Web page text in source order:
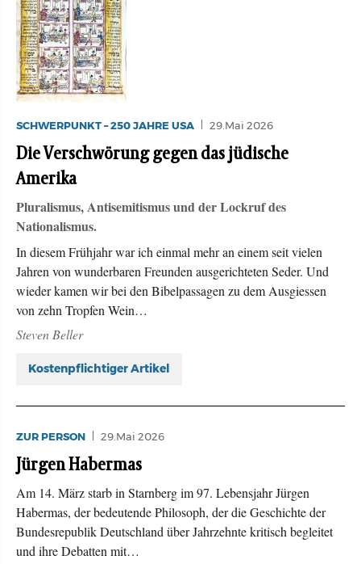
SCHWERPUNKT – 250 JAHRE USA 29.Mai 2026
Die Verschwörung gegen das jüdische
Amerika
Pluralismus, Antisemitismus und der Lockruf des
Nationalismus.
In diesem Frühjahr war ich einmal mehr an einem seit vielen
Jahren von wunderbaren Freunden ausgerichteten Seder. Und
wieder kamen wir bei den Bibelpassagen zu dem Ausgiessen
von zehn Tropfen Wein…
Steven Beller
Kostenpflichtiger Artikel
ZUR PERSON 29.Mai 2026
Jürgen Habermas
Am 14. März starb in Starnberg im 97. Lebensjahr Jürgen
Habermas, der bedeutende Philosoph, der die Geschichte der
Bundesrepublik Deutschland über Jahrzehnte kritisch begleitet
und ihre Debatten mit…